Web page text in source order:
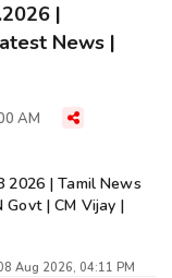
|
News |
AM
2026 | Tamil News
| CM Vijay |
Aug 2026, 04:11 PM